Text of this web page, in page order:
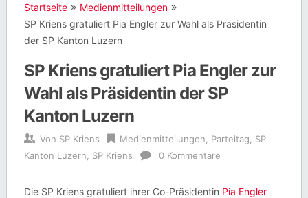
Startseite
Medienmitteilungen
SP Kriens gratuliert Pia Engler zur Wahl als Präsidentin
der SP Kanton Luzern
SP Kriens gratuliert Pia Engler zur
Wahl als Präsidentin der SP
Kanton Luzern
Von SP Kriens Medienmitteilungen Parteitag
SP
Kanton Luzern
SP Kriens 0 Kommentare
Die SP Kriens gratuliert ihrer Co-Präsidentin Pia Engler